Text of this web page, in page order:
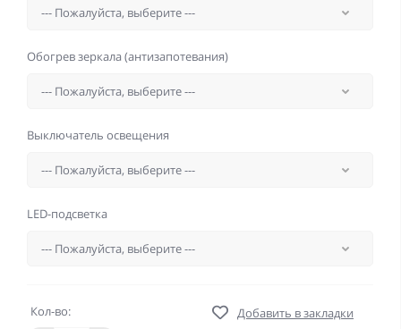
Обогрев зеркала (антизапотевания)
Выключатель освещения
LED-подсветка
Кол-во:
Добавить в закладки